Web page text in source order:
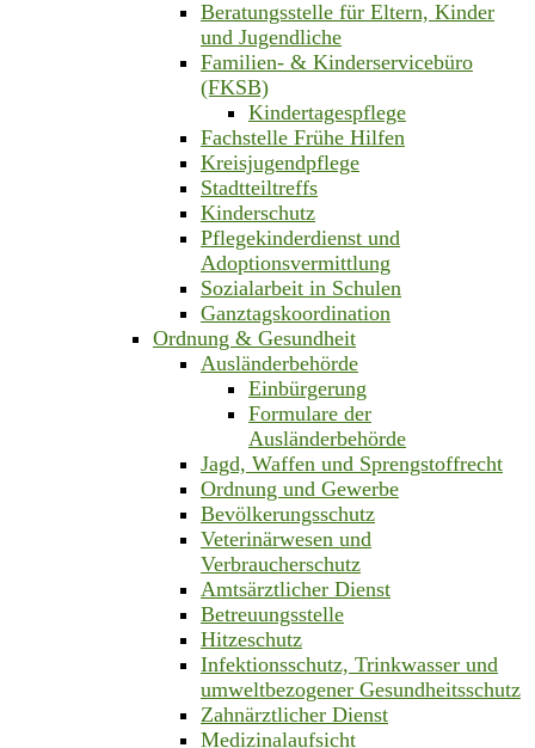
Beratungsstelle für Eltern, Kinder
und Jugendliche
Familien- & Kinderservicebüro
(FKSB)
Kindertagespflege
Fachstelle Frühe Hilfen
Kreisjugendpflege
Stadtteiltreffs
Kinderschutz
Pflegekinderdienst und
Adoptionsvermittlung
Sozialarbeit in Schulen
Ganztagskoordination
Ordnung & Gesundheit
Ausländerbehörde
Einbürgerung
Formulare der
Ausländerbehörde
Jagd, Waffen und Sprengstoffrecht
Ordnung und Gewerbe
Bevölkerungsschutz
Veterinärwesen und
Verbraucherschutz
Amtsärztlicher Dienst
Betreuungsstelle
Hitzeschutz
Infektionsschutz, Trinkwasser und
umweltbezogener Gesundheitsschutz
Zahnärztlicher Dienst
Medizinalaufsicht